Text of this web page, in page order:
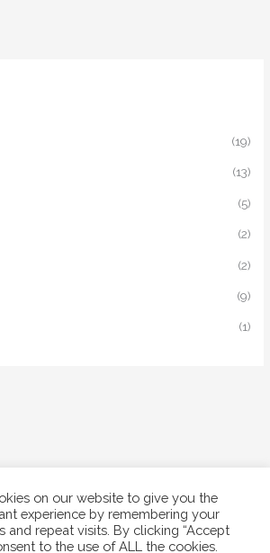
(19)
(13)
(5)
(2)
(2)
(9)
(1)
| info@wan2connect.com |
on our website to give you the
experience by remembering your
and repeat visits. By clicking “Accept
to the use of ALL the cookies.